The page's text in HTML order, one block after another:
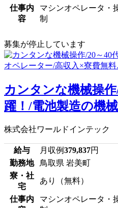
仕事内
容
マシンオペレータ・
制
募集が停止しています
カンタンな機械操
躍！/電池製造の機
株式会社ワールドインテック
給与 月収例379,837円
勤務地
鳥取県 岩美町
寮・社
宅
あり（無料）
仕事内
マシンオペレータ・